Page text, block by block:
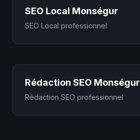
SEO Local Monségur
SEO Local professionnel
Rédaction SEO Monségur
Rédaction SEO professionnel